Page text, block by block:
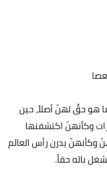
هو حقٌ لهنّ أصلاً، حين
وكأنهنّ اكتشفنها
يدرن رأس العالم
باله حقاً.